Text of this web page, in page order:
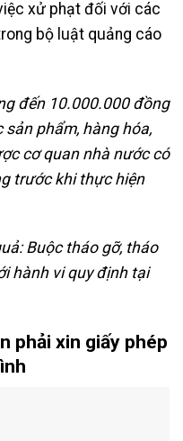
xử phạt đối với các
bộ luật quảng cáo
đến 10.000.000 đồng
phẩm, hàng hóa,
cơ quan nhà nước có
trước khi thực hiện
Buộc tháo gỡ, tháo
hành vi quy định tại
phải xin giấy phép